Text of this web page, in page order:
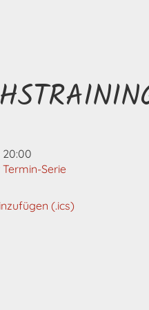
20:00
Termin-Serie
(.ics)